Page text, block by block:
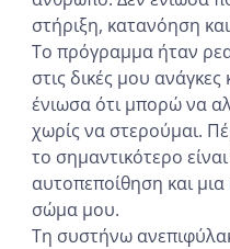
στήριξη, κατανόηση
Το πρόγραμμα ήταν
στις δικές μου
ένιωσα ότι μπορώ να
χωρίς να στερούμαι.
το σημαντικότερο
αυτοπεποίθηση και
σώμα μου.
Τη συστήνω